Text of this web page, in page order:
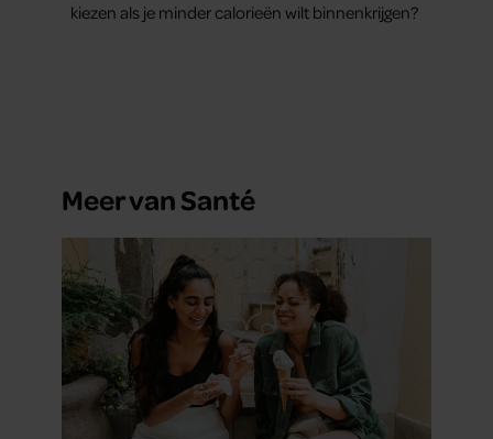
kiezen als je minder calorieën wilt binnenkrijgen?
Meer van Santé